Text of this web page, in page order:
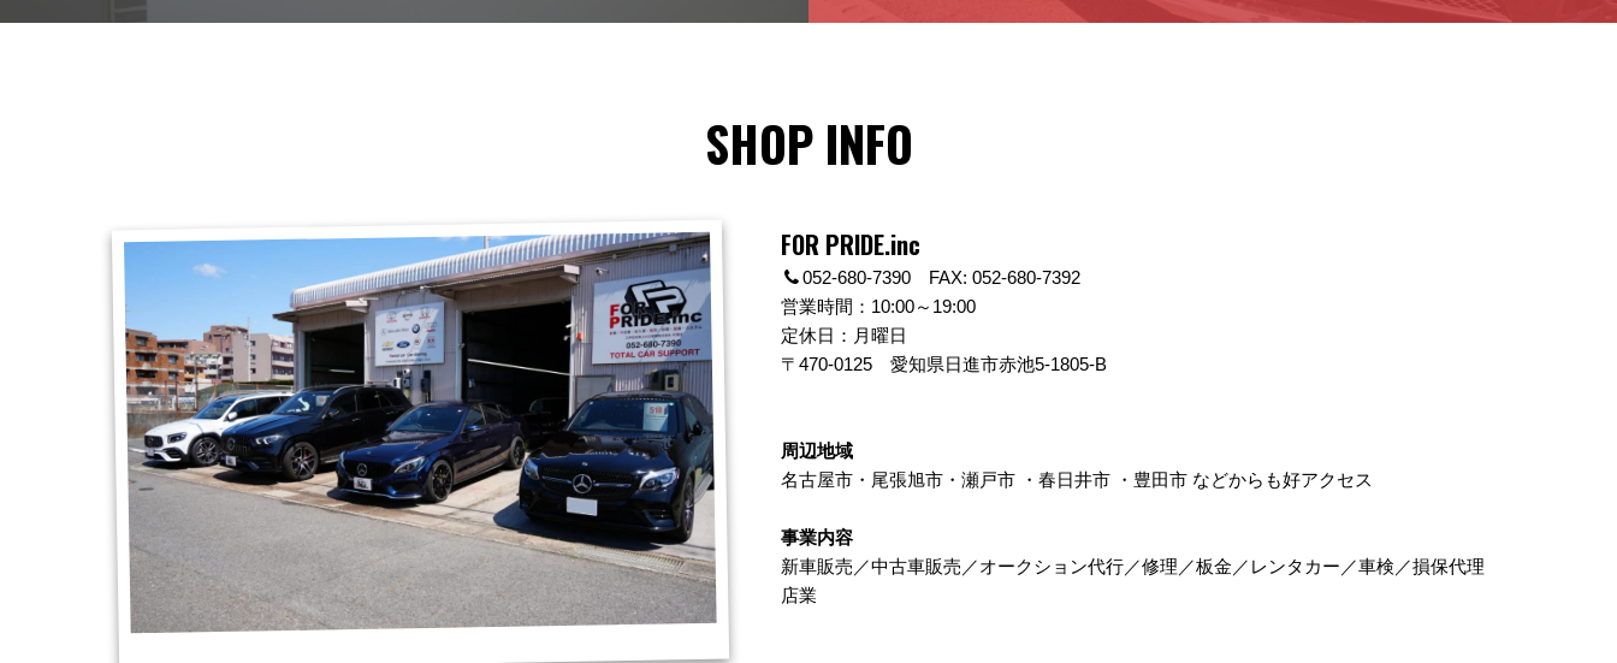
SHOP INFO
FOR PRIDE.inc
052-680-7390 FAX: 052-680-7392
営業時間：10:00～19:00
定休日：月曜日
〒470-0125 愛知県日進市赤池5-1805-B
周辺地域
名古屋市・ 尾張旭市・ 瀬戸市・ 春日井市・ 豊田市などからも好アクセス
事業内容
新車販売／中古車販売／オークション代行／修理／板金／レンタカー／車検／損保代理
店業